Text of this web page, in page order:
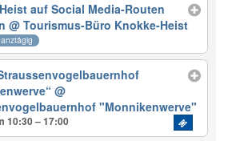
auf Social Media-Routen
@ Tourismus-Büro Knokke-Heist
@
"Monnikenwerve"
10:30 – 17:00